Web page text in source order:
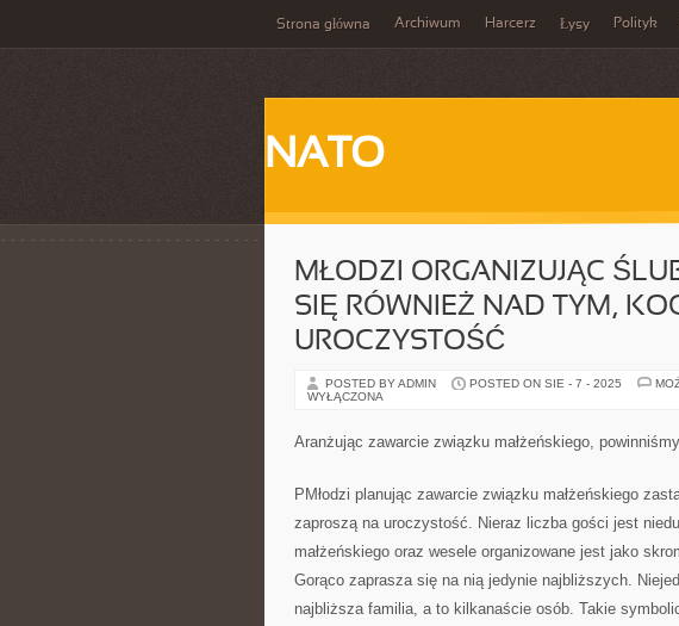
Strona główna Archiwum Harcerz Łysy Polityk
NATO
MŁODZI ORGANIZUJĄC
SIĘ RÓWNIEŻ NAD TYM,
UROCZYSTOŚĆ
POSTED BY ADMIN POSTED ON SIE - 7 - 2025
WYŁĄCZONA
Aranżując zawarcie związku małżeńskiego,
PMłodzi planując zawarcie związku małżeńskiego
zaproszą na uroczystość. Nieraz liczba gości jest
małżeńskiego oraz wesele organizowane jest jako
Gorąco zaprasza się na nią jedynie najbliższych.
najbliższa familia, a to kilkanaście osób. Takie